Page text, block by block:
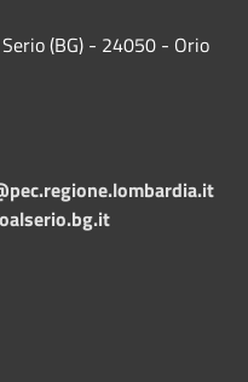
(BG) - 24050 - Orio
bg.it